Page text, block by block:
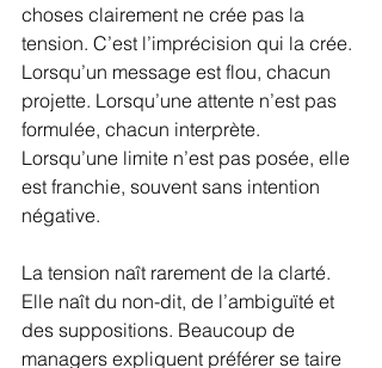
choses clairement ne crée pas la
tension. C’est l’imprécision qui la crée.
Lorsqu’un message est flou, chacun
projette. Lorsqu’une attente n’est pas
formulée, chacun interprète.
Lorsqu’une limite n’est pas posée, elle
est franchie, souvent sans intention
négative.
La tension naît rarement de la clarté.
Elle naît du non-dit, de l’ambiguïté et
des suppositions. Beaucoup de
managers expliquent préférer se taire